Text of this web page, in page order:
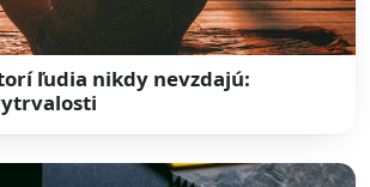
ľudia nikdy nevzdajú: